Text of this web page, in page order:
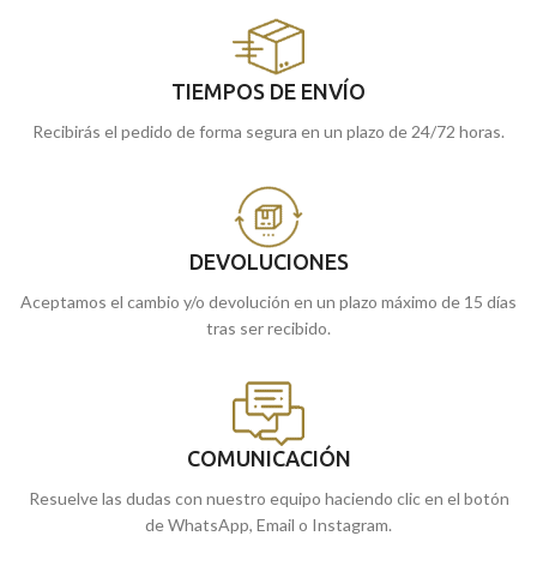
TIEMPOS DE ENVÍO
Recibirás el pedido de forma segura en un plazo de 24/72 horas.
DEVOLUCIONES
Aceptamos el cambio y/o devolución en un plazo máximo de 15 días
tras ser recibido.
COMUNICACIÓN
Resuelve las dudas con nuestro equipo haciendo clic en el botón
de WhatsApp, Email o Instagram.